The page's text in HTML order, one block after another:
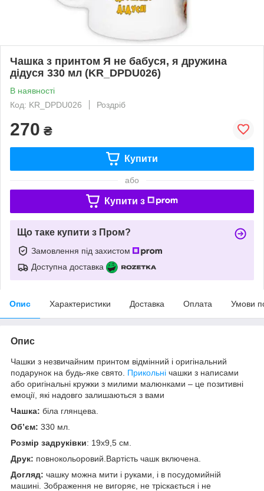
Чашка з принтом Я не бабуся, я дружина
дідуся 330 мл (KR_DPDU026)
В наявності
Код: KR_DPDU026
Роздріб
270 ₴
Купити
або
Купити з
Що таке купити з Пром?
Замовлення під захистом
Доступна доставка
Опис Характеристики Доставка Оплата Умови
Опис
Чашки з незвичайним принтом відмінний і оригінальний
подарунок на будь-яке свято. Прикольні чашки з написами
або оригінальні кружки з милими малюнками – це позитивні
емоції, які надовго залишаються з вами
Чашка: біла глянцева.
Об’єм: 330 мл.
Розмір задруківки: 19x9,5 см.
Друк: повнокольоровий.Вартість чашк включена.
Догляд: чашку можна мити і руками, і в посудомийній
машині. Зображення не вигоряє, не тріскається і не